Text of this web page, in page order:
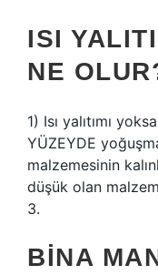
ISI
NE
1) Isı yalıtımı
YÜZEYDE
malzemesinin
düşük olan
3.
BINA